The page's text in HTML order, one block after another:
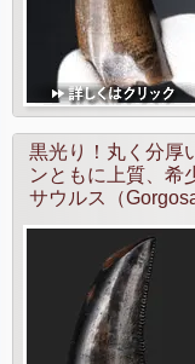
黒光り！丸く分厚
ンともに上質、希
サウルス（